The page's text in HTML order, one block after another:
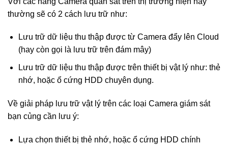
thường sẽ có 2 cách lưu trữ như:
Lưu trữ dữ liệu thu thập được từ Camera đẩy lên Cloud
(hay còn gọi là lưu trữ trên đám mây)
Lưu trữ dữ liệu thu thập được trên thiết bị vật lý như: thẻ
nhớ, hoặc ổ cứng HDD chuyên dụng.
Về giải pháp lưu trữ vật lý trên các loại Camera giám sát
bạn củng cần lưu ý:
Lựa chọn thiết bị thẻ nhớ, hoặc ổ cứng HDD chính